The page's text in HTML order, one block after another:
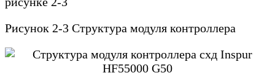
Рисунок 2-3 Структура модуля контроллера